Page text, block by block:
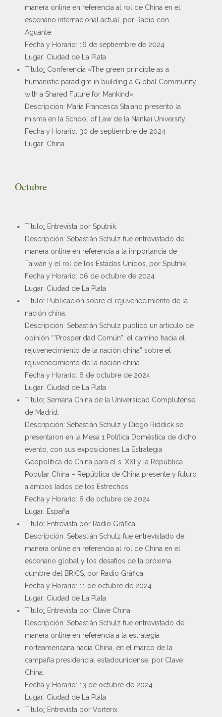
manera online en referencia al rol de China en el
escenario internacional actual, por Radio con
Aguante.
Fecha y Horario: 16 de septiembre de 2024
Lugar: Ciudad de La Plata
Título: Conferencia «The green principle as a
humanistic paradigm in building a Global Community
with a Shared Future for Mankind».
Descripción: Marìa Francesca Staiano presentó la
misma en la School of Law de la Nankai University.
Fecha y Horario: 30 de septiembre de 2024
Lugar: China
Octubre
Título: Entrevista por Sputnik.
Descripción: Sebastián Schulz fue entrevistado de
manera online en referencia a la importancia de
Taiwán y el rol de los Estados Unidos, por Sputnik.
Fecha y Horario: 06 de octubre de 2024
Lugar: Ciudad de La Plata
Título: Publicación sobre el rejuvenecimiento de la
nación china.
Descripción: Sebastián Schulz publicó un artículo de
opinión ““Prosperidad Común”: el camino hacia el
rejuvenecimiento de la nación china” sobre el
rejuvenecimiento de la nación china.
Fecha y Horario: 6 de octubre de 2024
Lugar: Ciudad de La Plata
Título: Semana China de la Universidad Complutense
de Madrid.
Descripción: Sebastián Schulz y Diego Riddick se
presentaron en la Mesa 1 Política Doméstica de dicho
evento, con sus exposiciones La Estrategia
Geopolítica de China para el s. XXI y la República
Popular China – República de China presente y futuro
a ambos lados de los Estrechos.
Fecha y Horario: 8 de octubre de 2024
Lugar: España
Título: Entrevista por Radio Gráfica.
Descripción: Sebastián Schulz fue entrevistado de
manera online en referencia al rol de China en el
escenario global y los desafíos de la próxima
cumbre del BRICS, por Radio Gráfica.
Fecha y Horario: 11 de octubre de 2024
Lugar: Ciudad de La Plata
Título: Entrevista por Clave China.
Descripción: Sebastián Schulz fue entrevistado de
manera online en referencia a la estrategia
norteamericana hacia China, en el marco de la
campaña presidencial estadounidense, por Clave
China.
Fecha y Horario: 13 de octubre de 2024
Lugar: Ciudad de La Plata
Título: Entrevista por Vorterix.